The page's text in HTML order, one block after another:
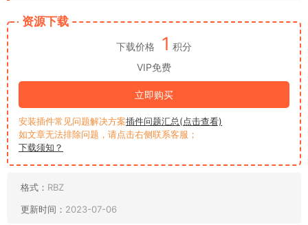
资源下载
下载价格 1 积分
VIP免费
立即购买
安装插件常见问题解决方案插件问题汇总(点击查看)
如文章无法排除问题，请点击右侧联系客服；
下载须知？
格式： RBZ
更新时间： 2023-07-06